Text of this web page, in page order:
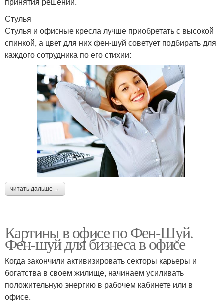
Стулья
Стулья и офисные кресла лучше приобретать с высокой
спинкой, а цвет для них фен-шуй советует подбирать для
каждого сотрудника по его стихии:
читать дальше →
Картины в офисе по Фен-Шуй.
Фен-шуй для бизнеса в офисе
Когда закончили активизировать секторы карьеры и
богатства в своем жилище, начинаем усиливать
положительную энергию в рабочем кабинете или в
офисе.